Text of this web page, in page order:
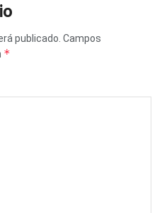
publicado. Campos
*